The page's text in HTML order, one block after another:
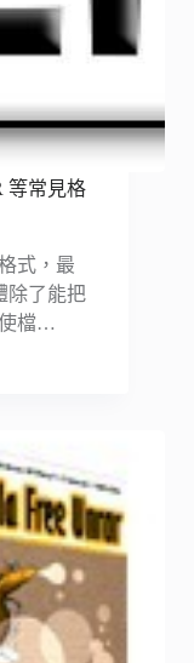
等常見格
式，最
除了能把
檔…